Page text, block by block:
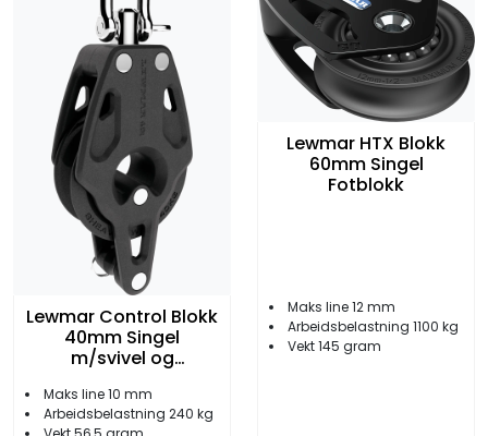
Lewmar Control Blokk
40mm Singel
m/svivel og
Maks line 10 mm
Arbeidsbelastning 240 kg
Lewmar HTX Blokk
60mm Singel
Fotblokk
Maks line 12 mm
Arbeidsbelastning 1100 kg
Vekt 145 gram